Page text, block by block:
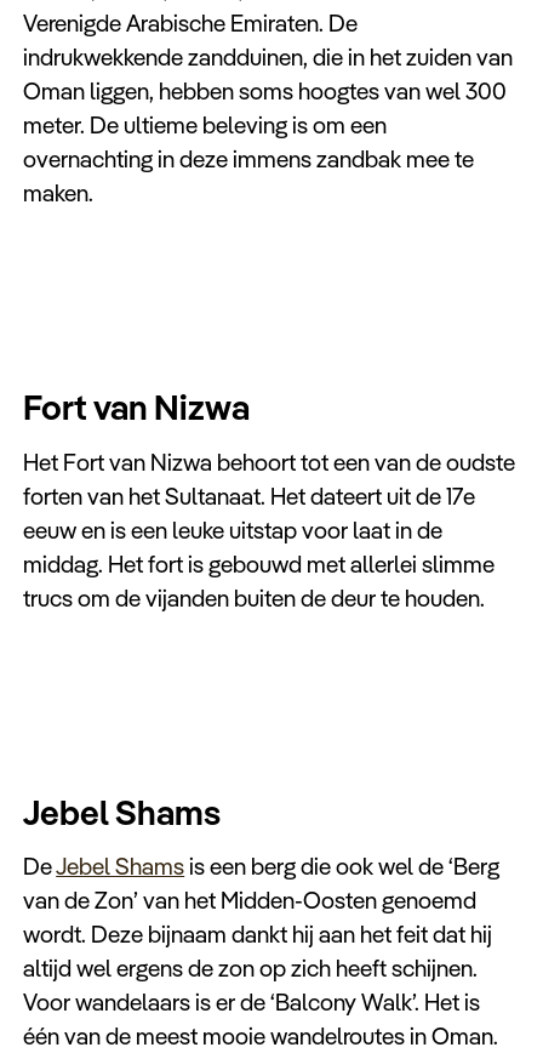
Verenigde Arabische Emiraten. De
indrukwekkende zandduinen, die in het zuiden van
Oman liggen, hebben soms hoogtes van wel 300
meter. De ultieme beleving is om een
overnachting in deze immens zandbak mee te
maken.
Fort van Nizwa
Het Fort van Nizwa behoort tot een van de oudste
forten van het Sultanaat. Het dateert uit de 17e
eeuw en is een leuke uitstap voor laat in de
middag. Het fort is gebouwd met allerlei slimme
trucs om de vijanden buiten de deur te houden.
Jebel Shams
DeJebel Shamsis een berg die ook wel de ‘Berg
van de Zon’ van het Midden-Oosten genoemd
wordt. Deze bijnaam dankt hij aan het feit dat hij
altijd wel ergens de zon op zich heeft schijnen.
Voor wandelaars is er de ‘Balcony Walk’. Het is
één van de meest mooie wandelroutes in Oman.